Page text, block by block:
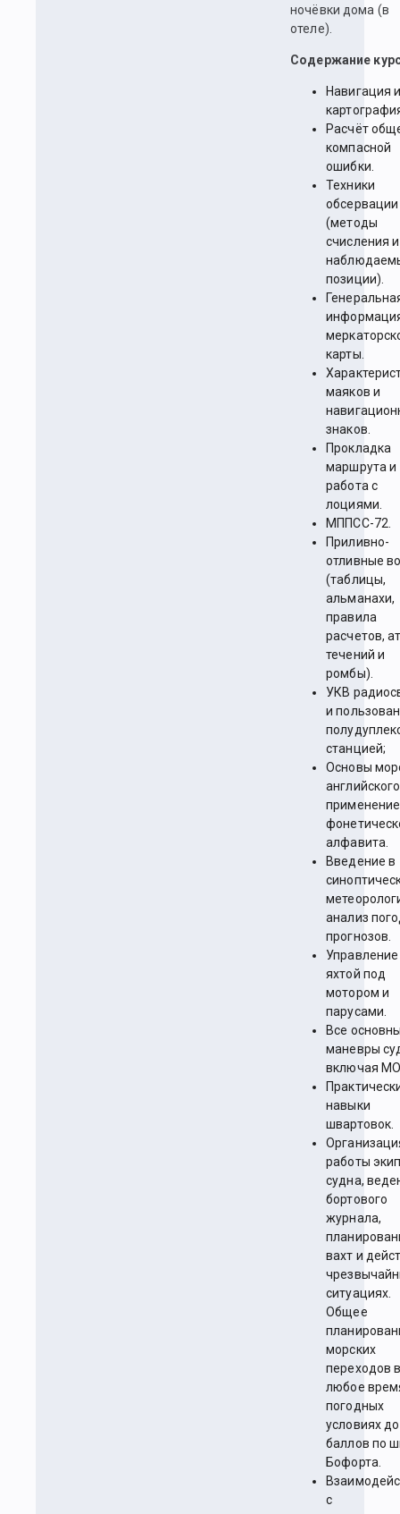
ночёвки дома (в
отеле).
Содержание
Навигация
Расчёт
компасной
ошибки.
Техники
обсервации
(методы
счисления и
позиции).
карты.
маяков и
знаков.
Прокладка
маршрута и
работа с
лоциями.
МППСС-72.
Приливно-
отливные
(таблицы,
альманахи,
правила
расчетов,
течений и
ромбы).
УКВ
и
станцией;
Основы
алфавита.
Введение в
анализ
прогнозов.
Управление
яхтой под
мотором и
парусами.
Все
маневры
включая
навыки
швартовок.
работы
судна,
бортового
журнала,
вахт и
ситуациях.
Общее
морских
переходов
любое
погодных
условиях
баллов по
Бофорта.
с